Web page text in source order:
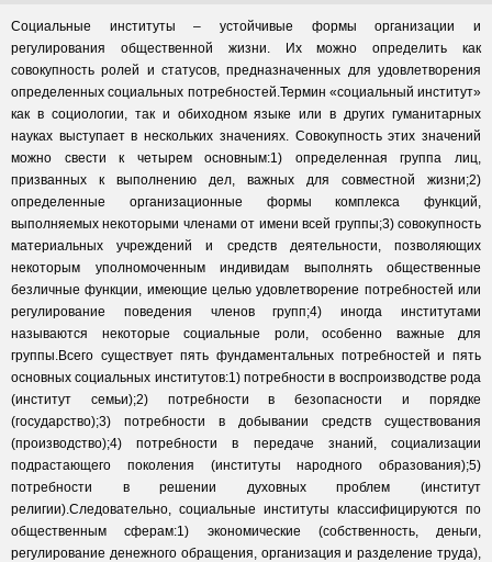
Социальные институты – устойчивые формы организации и
регулирования общественной жизни. Их можно определить как
совокупность ролей и статусов, предназначенных для удовлетворения
определенных социальных потребностей.Термин «социальный институт»
как в социологии, так и обиходном языке или в других гуманитарных
науках выступает в нескольких значениях. Совокупность этих значений
можно свести к четырем основным:1) определенная группа лиц,
призванных к выполнению дел, важных для совместной жизни;2)
определенные организационные формы комплекса функций,
выполняемых некоторыми членами от имени всей группы;3) совокупность
материальных учреждений и средств деятельности, позволяющих
некоторым уполномоченным индивидам выполнять общественные
безличные функции, имеющие целью удовлетворение потребностей или
регулирование поведения членов групп;4) иногда институтами
называются некоторые социальные роли, особенно важные для
группы.Всего существует пять фундаментальных потребностей и пять
основных социальных институтов:1) потребности в воспроизводстве рода
(институт семьи);2) потребности в безопасности и порядке
(государство);3) потребности в добывании средств существования
(производство);4) потребности в передаче знаний, социализации
подрастающего поколения (институты народного образования);5)
потребности в решении духовных проблем (институт
религии).Следовательно, социальные институты классифицируются по
общественным сферам:1) экономические (собственность, деньги,
регулирование денежного обращения, организация и разделение труда),